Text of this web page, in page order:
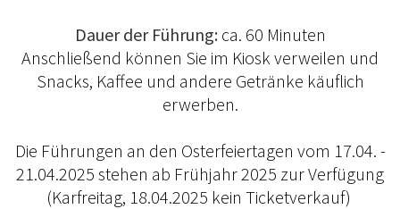
Dauer der Führung:ca. 60 Minuten
Anschließend können Sie im Kiosk verweilen und
Snacks, Kaffee und andere Getränke käuflich
erwerben.
Die Führungen an den Osterfeiertagen vom 17.04. -
21.04.2025 stehen ab Frühjahr 2025 zur Verfügung
(Karfreitag, 18.04.2025 kein Ticketverkauf)